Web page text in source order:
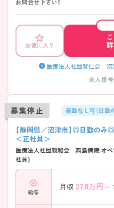
お気に入り
医療法人社団賢仁会
求人番
募集停止 夜勤なし可（日勤
【静岡県／沼津市】◎日勤のみ
＜正社員＞
医療法人社団親和会 西島病院 オペ
社員)
給与
月収 27.8万円～